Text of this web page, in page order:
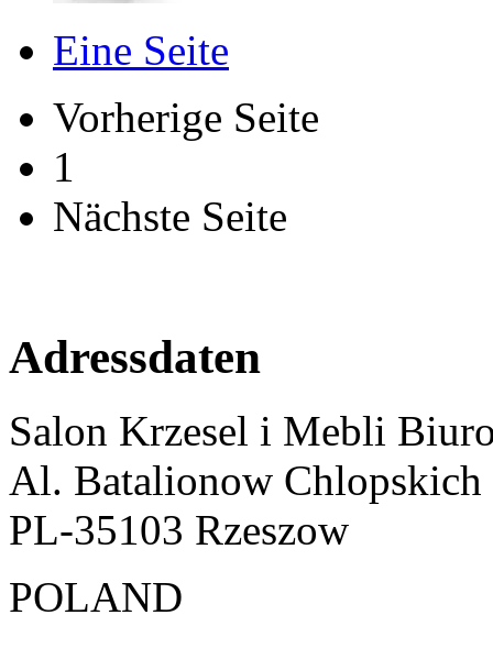
Eine Seite
Vorherige Seite
1
Nächste Seite
Adressdaten
Salon Krzesel i Mebli
Al. Batalionow
PL-35103 Rzeszow
POLAND